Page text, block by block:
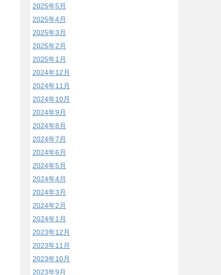
2025年5月
2025年4月
2025年3月
2025年2月
2025年1月
2024年12月
2024年11月
2024年10月
2024年9月
2024年8月
2024年7月
2024年6月
2024年5月
2024年4月
2024年3月
2024年2月
2024年1月
2023年12月
2023年11月
2023年10月
2023年9月